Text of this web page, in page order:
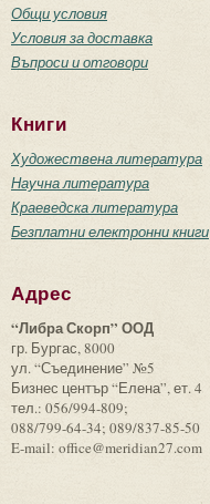
Общи условия
Условия за доставка
Въпроси и отговори
Книги
Художествена литература
Научна литература
Краеведска литература
Безплатни електронни книги
Адрес
“Либра Скорп” ООД
гр. Бургас, 8000
ул. “Съединение” №5
Бизнес център “Елена”, ет. 4
тел.: 056/994-809;
088/799-64-34; 089/837-85-50
E-mail: office@meridian27.com